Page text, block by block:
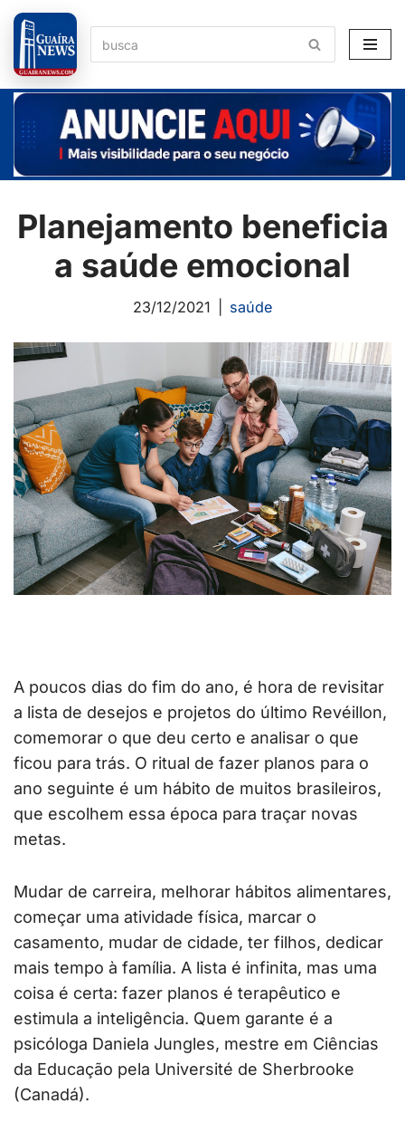
Pular
para
o
conteúdo
Planejamento beneficia
a saúde emocional
23/12/2021 saúde
A poucos dias do fim do ano, é hora de revisitar
a lista de desejos e projetos do último Revéillon,
comemorar o que deu certo e analisar o que
ficou para trás. O ritual de fazer planos para o
ano seguinte é um hábito de muitos brasileiros,
que escolhem essa época para traçar novas
metas.
Mudar de carreira, melhorar hábitos alimentares,
começar uma atividade física, marcar o
casamento, mudar de cidade, ter filhos, dedicar
mais tempo à família. A lista é infinita, mas uma
coisa é certa: fazer planos é terapêutico e
estimula a inteligência. Quem garante é a
psicóloga Daniela Jungles, mestre em Ciências
da Educação pela Université de Sherbrooke
(Canadá).